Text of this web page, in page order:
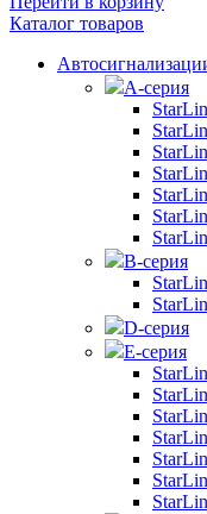
Каталог товаров
А-серия
B-серия
D-серия
E-серия